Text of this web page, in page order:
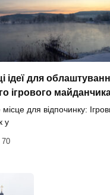
ідеї для
ігрового
для відпочинку:
у
70